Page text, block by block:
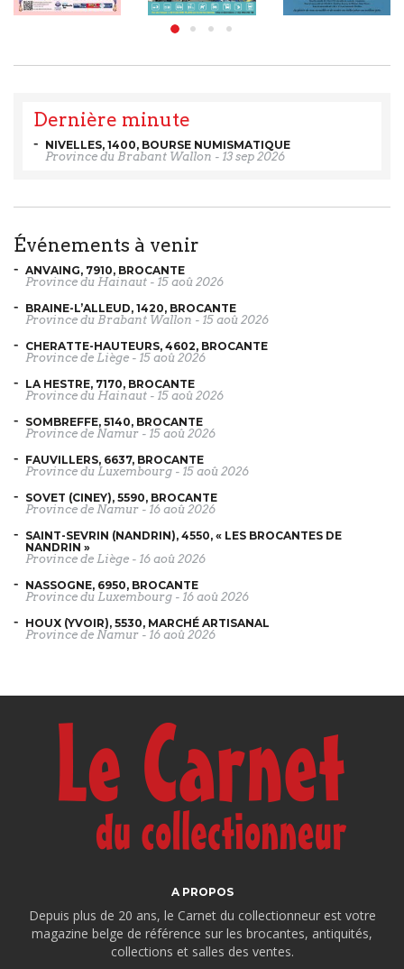
Dernière minute
NIVELLES, 1400, BOURSE NUMISMATIQUE
Province du Brabant Wallon - 13 sep 2026
événements à venir
ANVAING, 7910, BROCANTE
Province du Hainaut - 15 aoû 2026
BRAINE-L’ALLEUD, 1420, BROCANTE
Province du Brabant Wallon - 15 aoû 2026
CHERATTE-HAUTEURS, 4602, BROCANTE
Province de Liège - 15 aoû 2026
LA HESTRE, 7170, BROCANTE
Province du Hainaut - 15 aoû 2026
SOMBREFFE, 5140, BROCANTE
Province de Namur - 15 aoû 2026
FAUVILLERS, 6637, BROCANTE
Province du Luxembourg - 15 aoû 2026
SOVET (CINEY), 5590, BROCANTE
Province de Namur - 16 aoû 2026
SAINT-SEVRIN (NANDRIN), 4550, « LES BROCANTES DE
NANDRIN »
Province de Liège - 16 aoû 2026
NASSOGNE, 6950, BROCANTE
Province du Luxembourg - 16 aoû 2026
HOUX (YVOIR), 5530, MARCHÉ ARTISANAL
Province de Namur - 16 aoû 2026
A PROPOS
Depuis plus de 20 ans, le Carnet du collectionneur est votre
magazine belge de référence sur les brocantes, antiquités,
collections et salles des ventes.